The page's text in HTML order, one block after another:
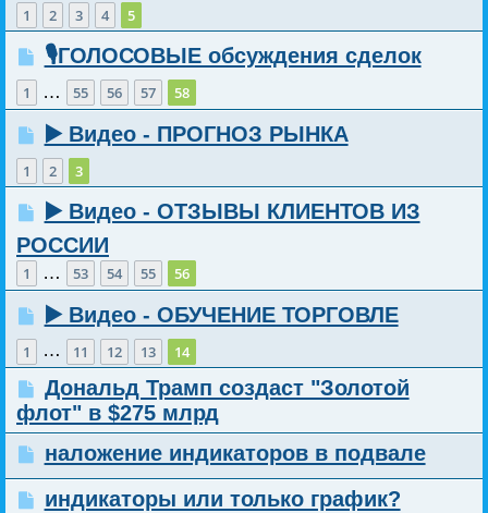
1 2 3 4 5
🎙️ГОЛОСОВЫЕ обсуждения сделок
1 … 55 56 57 58
▶️ Видео - ПРОГНОЗ РЫНКА
1 2 3
▶️ Видео - ОТЗЫВЫ КЛИЕНТОВ ИЗ
РОССИИ
1 … 53 54 55 56
▶️ Видео - ОБУЧЕНИЕ ТОРГОВЛЕ
1 … 11 12 13 14
Дональд Трамп создаст "Золотой
флот" в $275 млрд
наложение индикаторов в подвале
индикаторы или только график?